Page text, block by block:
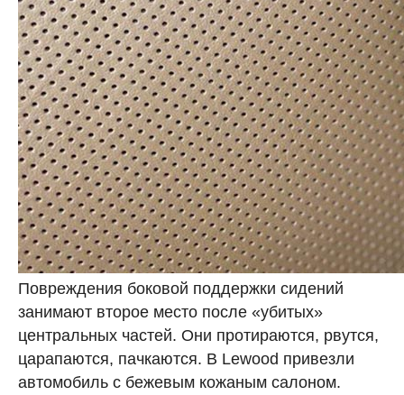
Повреждения боковой поддержки сидений
занимают второе место после «убитых»
центральных частей. Они протираются, рвутся,
царапаются, пачкаются. В Lewood привезли
автомобиль с бежевым кожаным салоном.